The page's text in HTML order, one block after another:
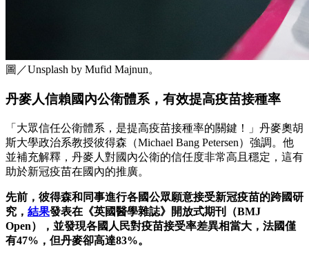
圖／Unsplash by Mufid Majnun。
丹麥人信賴國內公衛體系，有效提高疫苗接種率
「大眾信任公衛體系，是提高疫苗接種率的關鍵！」丹麥奧胡
斯大學政治系教授彼得森（Michael Bang Petersen）強調。他
並補充解釋，丹麥人對國內公衛的信任度非常高且穩定，這有
助於新冠疫苗在國內的推廣。
先前，彼得森和同事進行各國公眾願意接受新冠疫苗的跨國研
究， 結果發表在《英國醫學雜誌》開放式期刊（BMJ
Open），並發現各國人民對疫苗接受率差異相當大，法國僅
有47%，但丹麥卻高達83%。